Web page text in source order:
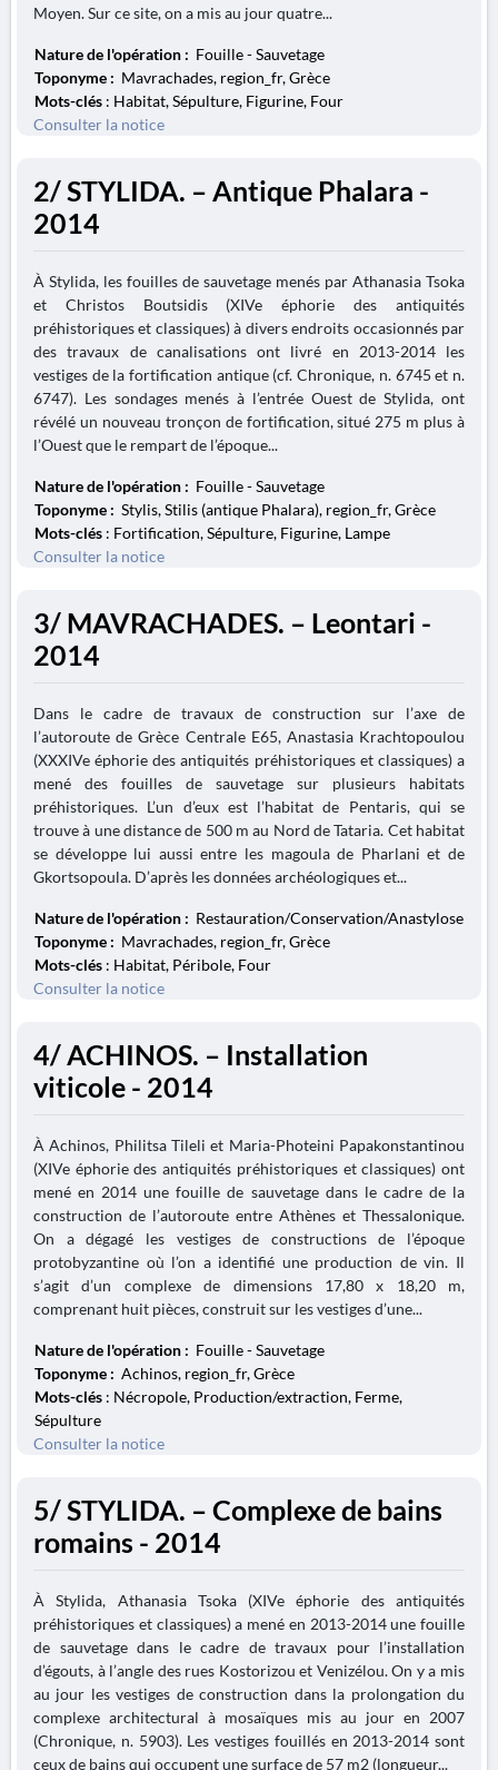
Moyen. Sur ce site, on a mis au jour quatre...
Nature de l'opération : Fouille - Sauvetage
Toponyme : Mavrachades, region_fr, Grèce
Mots-clés : Habitat, Sépulture, Figurine, Four
Consulter la notice
2/ STYLIDA. – Antique Phalara -
2014
À Stylida, les fouilles de sauvetage menés par Athanasia Tsoka
et Christos Boutsidis (XIVe éphorie des antiquités
préhistoriques et classiques) à divers endroits occasionnés par
des travaux de canalisations ont livré en 2013-2014 les
vestiges de la fortification antique (cf. Chronique, n. 6745 et n.
6747). Les sondages menés à l’entrée Ouest de Stylida, ont
révélé un nouveau tronçon de fortification, situé 275 m plus à
l’Ouest que le rempart de l’époque...
Nature de l'opération : Fouille - Sauvetage
Toponyme : Stylis, Stilis (antique Phalara), region_fr, Grèce
Mots-clés : Fortification, Sépulture, Figurine, Lampe
Consulter la notice
3/ MAVRACHADES. – Leontari -
2014
Dans le cadre de travaux de construction sur l’axe de
l’autoroute de Grèce Centrale E65, Anastasia Krachtopoulou
(XXXIVe éphorie des antiquités préhistoriques et classiques) a
mené des fouilles de sauvetage sur plusieurs habitats
préhistoriques. L’un d’eux est l’habitat de Pentaris, qui se
trouve à une distance de 500 m au Nord de Tataria. Cet habitat
se développe lui aussi entre les magoula de Pharlani et de
Gkortsopoula. D’après les données archéologiques et...
Nature de l'opération : Restauration/Conservation/Anastylose
Toponyme : Mavrachades, region_fr, Grèce
Mots-clés : Habitat, Péribole, Four
Consulter la notice
4/ ACHINOS. – Installation
viticole - 2014
À Achinos, Philitsa Tileli et Maria-Photeini Papakonstantinou
(XIVe éphorie des antiquités préhistoriques et classiques) ont
mené en 2014 une fouille de sauvetage dans le cadre de la
construction de l’autoroute entre Athènes et Thessalonique.
On a dégagé les vestiges de constructions de l’époque
protobyzantine où l’on a identifié une production de vin. Il
s’agit d’un complexe de dimensions 17,80 x 18,20 m,
comprenant huit pièces, construit sur les vestiges d’une...
Nature de l'opération : Fouille - Sauvetage
Toponyme : Achinos, region_fr, Grèce
Mots-clés : Nécropole, Production/extraction, Ferme,
Sépulture
Consulter la notice
5/ STYLIDA. – Complexe de bains
romains - 2014
À Stylida, Athanasia Tsoka (XIVe éphorie des antiquités
préhistoriques et classiques) a mené en 2013-2014 une fouille
de sauvetage dans le cadre de travaux pour l’installation
d’égouts, à l’angle des rues Kostorizou et Venizélou. On y a mis
au jour les vestiges de construction dans la prolongation du
complexe architectural à mosaïques mis au jour en 2007
(Chronique, n. 5903). Les vestiges fouillés en 2013-2014 sont
ceux de bains qui occupent une surface de 57 m2 (longueur...